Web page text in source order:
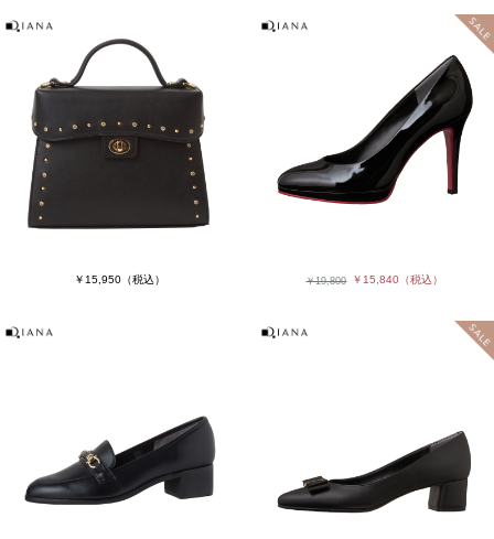
￥15,950（税込） ￥19,800 ￥15,840 （税込）